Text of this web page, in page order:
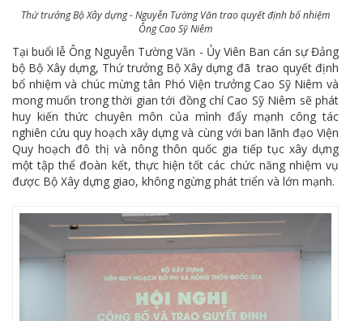
Thứ trưởng Bộ Xây dựng - Nguyễn Tường Văn trao quyết định bổ nhiệm
Ông Cao Sỹ Niêm
Tại buổi lễ Ông Nguyễn Tường Văn - Ủy Viên Ban cán sự Đảng
bộ Bộ Xây dựng, Thứ trưởng Bộ Xây dựng đã trao quyết định
bổ nhiệm và chúc mừng tân Phó Viện trưởng Cao Sỹ Niêm và
mong muốn trong thời gian tới đồng chí Cao Sỹ Niêm sẽ phát
huy kiến thức chuyên môn của mình đẩy mạnh công tác
nghiên cứu quy hoạch xây dựng và cùng với ban lãnh đạo Viện
Quy hoạch đô thị và nông thôn quốc gia tiếp tục xây dựng
một tập thể đoàn kết, thực hiện tốt các chức năng nhiệm vụ
được Bộ Xây dựng giao, không ngừng phát triển và lớn mạnh.